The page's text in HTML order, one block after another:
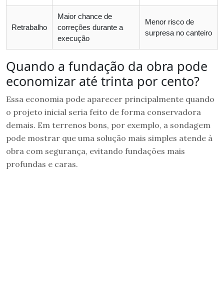
Retrabalho
Maior chance de
correções durante a
execução
Menor risco de
surpresa no canteiro
Quando a fundação da obra pode
economizar até trinta por cento?
Essa economia pode aparecer principalmente quando
o projeto inicial seria feito de forma conservadora
demais. Em terrenos bons, por exemplo, a sondagem
pode mostrar que uma solução mais simples atende à
obra com segurança, evitando fundações mais
profundas e caras.